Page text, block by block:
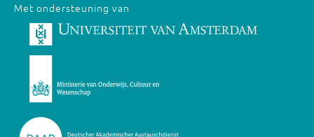
Met ondersteuning van